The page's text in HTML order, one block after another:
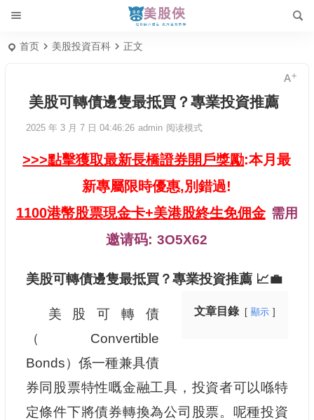
首页 美股投資百科 正文
美股可轉債邊隻最抵買？專業投資推薦
2025 年 3 月 7 日 04:46:26 admin 阅读模式
>>>點擊獲取最新長橋證券開戶獎勵:本月最
新專屬限時優惠,別錯過!
1100港幣股票現金卡+美港股終生免佣金 需用
邀请码:3O5X62
美股可轉債邊隻最抵買？專業投資推薦 📈💼
文章目錄 顯示
美股可轉債
（Convertible
Bonds）係一種兼具債
券同股票特性嘅金融工具，投資者可以喺特
定條件下將債券轉換為公司股票。呢種投資